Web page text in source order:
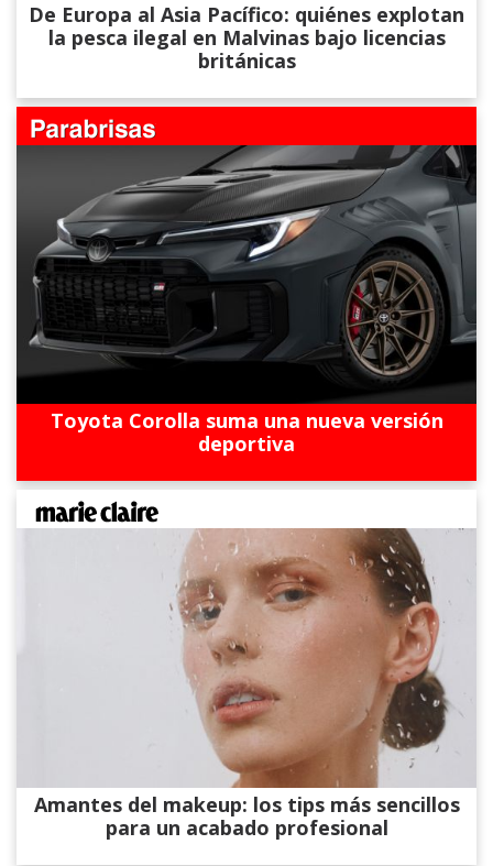
De Europa al Asia Pacífico: quiénes explotan
la pesca ilegal en Malvinas bajo licencias
británicas
Toyota Corolla suma una nueva versión
deportiva
Amantes del makeup: los tips más sencillos
para un acabado profesional